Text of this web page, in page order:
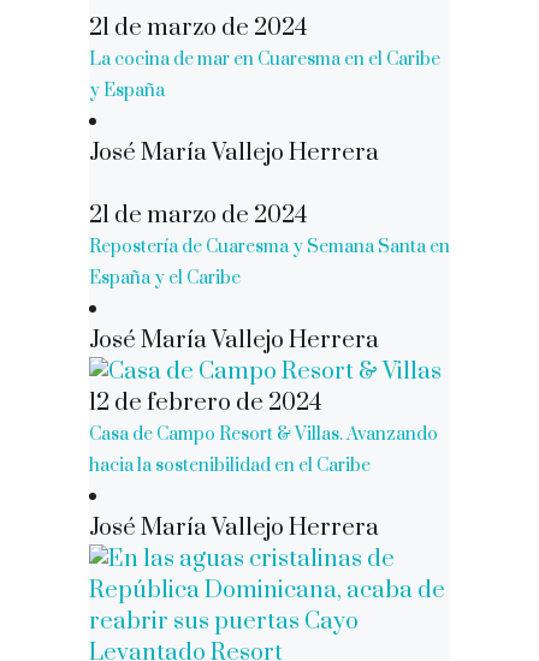
21 de marzo de 2024
La cocina de mar en Cuaresma en el Caribe
y España
José María Vallejo Herrera
21 de marzo de 2024
Repostería de Cuaresma y Semana Santa en
España y el Caribe
José María Vallejo Herrera
12 de febrero de 2024
Casa de Campo Resort & Villas. Avanzando
hacia la sostenibilidad en el Caribe
José María Vallejo Herrera